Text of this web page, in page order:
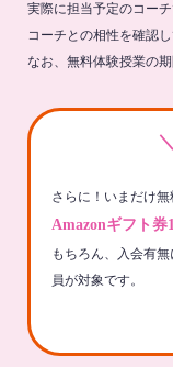
実際に担当予定のコー
コーチとの相性を確認
なお、無料体験授業の
＼
さらに！いまだけ
Amazonギフト券
もちろん、入会有
員が対象です。